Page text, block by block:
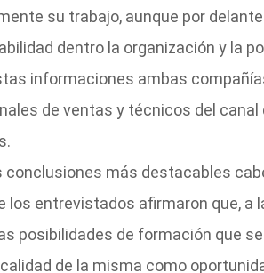
su trabajo, aunque por
dentro la organización y la
informaciones ambas
de ventas y técnicos del
conclusiones más destacables
los entrevistados afirmaron que, a
posibilidades de formación que
de la misma como